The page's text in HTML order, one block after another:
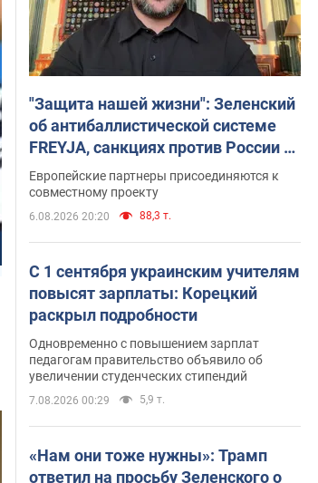
"Защита нашей жизни": Зеленский
об антибаллистической системе
FREYJA, санкциях против России и
поддержке аграриев. Видео
Европейские партнеры присоединяются к
совместному проекту
6.08.2026 20:20 88,3 т.
С 1 сентября украинским учителям
повысят зарплаты: Корецкий
раскрыл подробности
Одновременно с повышением зарплат
педагогам правительство объявило об
увеличении студенческих стипендий
7.08.2026 00:29 5,9 т.
«Нам они тоже нужны»: Трамп
ответил на просьбу Зеленского о